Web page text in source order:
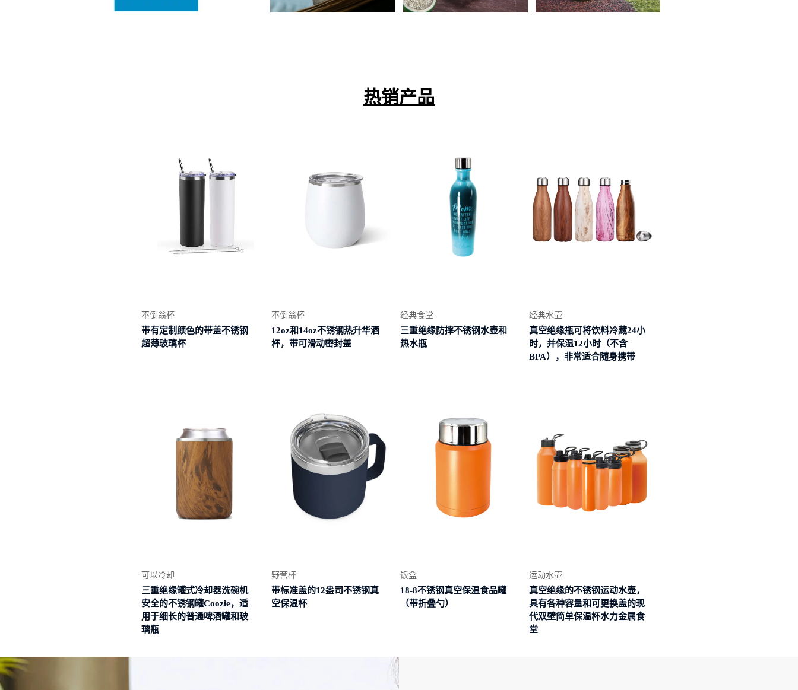
热销产品
阅读
更多
阅读
更多
阅读
更多
阅读
更多
不倒翁杯
带有定制颜色的带盖不锈钢
超薄玻璃杯
不倒翁杯
12oz和14oz不锈钢热升华酒
杯，带可滑动密封盖
经典食堂
三重绝缘防摔不锈钢水壶和
热水瓶
经典水壶
真空绝缘瓶可将饮料冷藏24小
时，并保温12小时（不含
BPA），非常适合随身携带
阅读
更多
阅读
更多
阅读更
多
阅读更
多
可以冷却
三重绝缘罐式冷却器洗碗机
安全的不锈钢罐Coozie，适
用于细长的普通啤酒罐和玻
璃瓶
野营杯
带标准盖的12盎司不锈钢真
空保温杯
饭盒
18-8不锈钢真空保温食品罐
（带折叠勺）
运动水壶
真空绝缘的不锈钢运动水壶，
具有各种容量和可更换盖的现
代双壁简单保温杯水力金属食
堂